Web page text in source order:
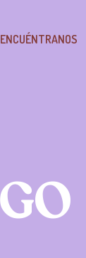
ENCUÉNTRANOS